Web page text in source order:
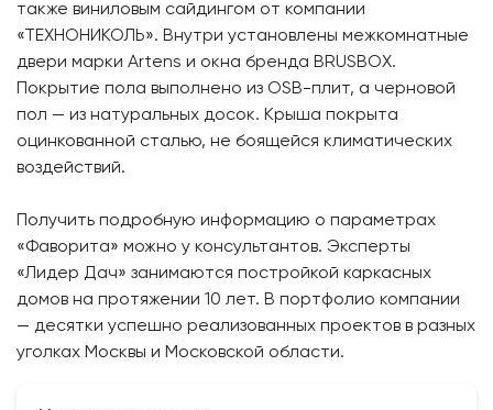
также виниловым сайдингом от компании
«ТЕХНОНИКОЛЬ». Внутри установлены межкомнатные
двери марки Artens и окна бренда BRUSBOX.
Покрытие пола выполнено из OSB-плит, а черновой
пол — из натуральных досок. Крыша покрыта
оцинкованной сталью, не боящейся климатических
воздействий.
Получить подробную информацию о параметрах
«Фаворита» можно у консультантов. Эксперты
«Лидер Дач» занимаются постройкой каркасных
домов на протяжении 10 лет. В портфолио компании
— десятки успешно реализованных проектов в разных
уголках Москвы и Московской области.